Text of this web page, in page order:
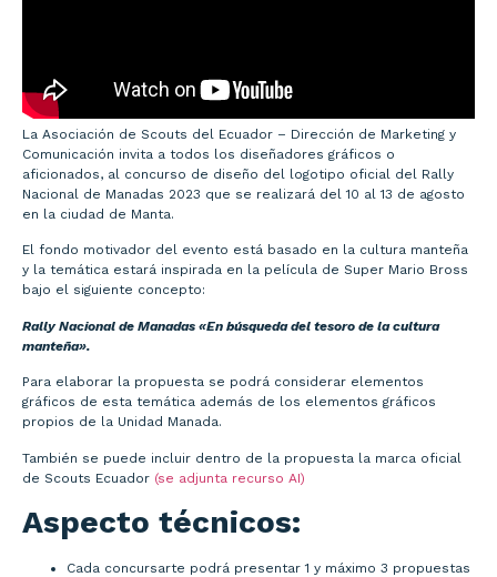
La Asociación de Scouts del Ecuador – Dirección de Marketing y
Comunicación invita a todos los diseñadores gráficos o
aficionados, al concurso de diseño del logotipo oficial del Rally
Nacional de Manadas 2023 que se realizará del 10 al 13 de agosto
en la ciudad de Manta.
El fondo motivador del evento está basado en la cultura manteña
y la temática estará inspirada en la película de Super Mario Bross
bajo el siguiente concepto:
Rally Nacional de Manadas «En búsqueda del tesoro de la cultura
manteña».
Para elaborar la propuesta se podrá considerar elementos
gráficos de esta temática además de los elementos gráficos
propios de la Unidad Manada.
También se puede incluir dentro de la propuesta la marca oficial
de Scouts Ecuador (se adjunta recurso AI)
Aspecto técnicos:
Cada concursarte podrá presentar 1 y máximo 3 propuestas